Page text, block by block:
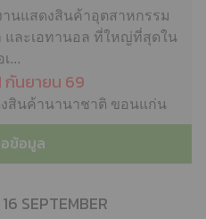
านแสดงสินค้าอุตสาหกรรม
และเอทานอล ที่ใหญ่ที่สุดใน
เ...
กันยายน 69
สินค้านานาชาติ ขอนแก่น
ข้อมูล
SEPTEMBER